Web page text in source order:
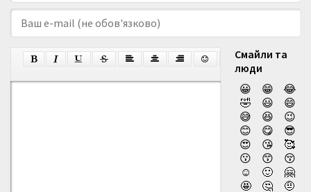
Смайли та
люди
😀
😁
😂
🤣
😃
😄
😅
😆
😉
😊
😋
😎
😍
😘
🥰
😗
😙
😚
☺️
🙂
🤗
🤩
🤔 🤨